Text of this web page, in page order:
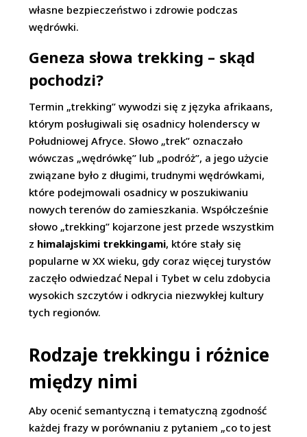
własne bezpieczeństwo i zdrowie podczas
wędrówki.
Geneza słowa trekking – skąd
pochodzi?
Termin „trekking” wywodzi się z języka afrikaans,
którym posługiwali się osadnicy holenderscy w
Południowej Afryce. Słowo „trek” oznaczało
wówczas „wędrówkę” lub „podróż”, a jego użycie
związane było z długimi, trudnymi wędrówkami,
które podejmowali osadnicy w poszukiwaniu
nowych terenów do zamieszkania. Współcześnie
słowo „trekking” kojarzone jest przede wszystkim
z himalajskimi trekkingami, które stały się
popularne w XX wieku, gdy coraz więcej turystów
zaczęło odwiedzać Nepal i Tybet w celu zdobycia
wysokich szczytów i odkrycia niezwykłej kultury
tych regionów.
Rodzaje trekkingu i różnice
między nimi
Aby ocenić semantyczną i tematyczną zgodność
każdej frazy w porównaniu z pytaniem „co to jest